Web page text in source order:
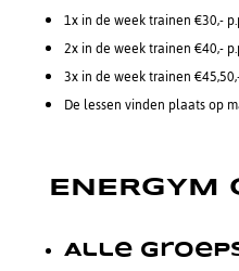
1x in de week trainen €30,-
2x in de week trainen €40,-
3x in de week trainen
De lessen vinden plaats op
ENERGYM
Alle